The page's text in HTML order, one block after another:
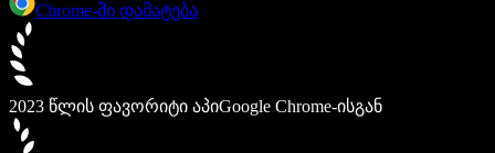
Chrome-ში დამატება
2023 წლის ფავორიტი აპიGoogle Chrome-ისგან